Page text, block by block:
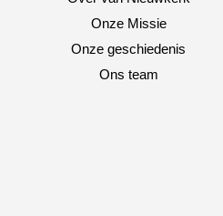
Onze Missie
Onze geschiedenis
Ons team